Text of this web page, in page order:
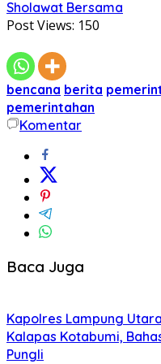
Sholawat Bersama
Post Views: 150
bencana berita
pemerintahan
Komentar
Baca Juga
Kapolres Lampung
Kalapas Kotabumi,
Pungli